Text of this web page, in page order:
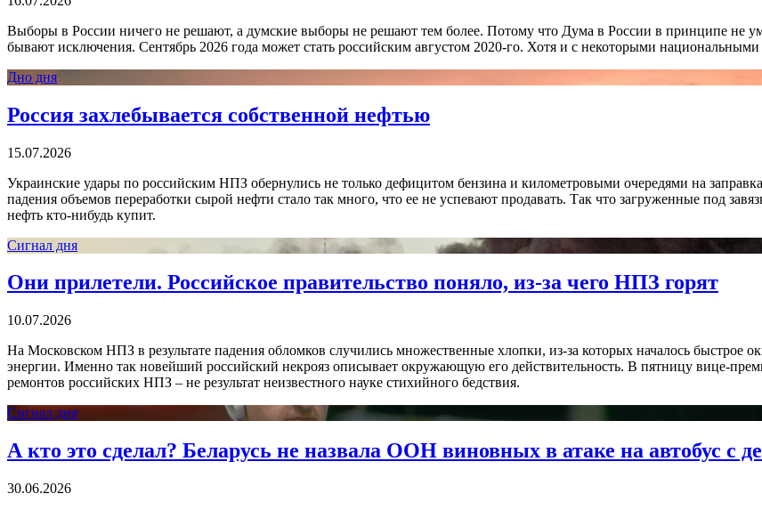
Выборы в России ничего не решают, а думские выборы не решают тем более. Потому что Дума в России в принципе не
бывают исключения. Сентябрь 2026 года может стать российским августом 2020-го. Хотя и с некоторыми национальными
Дно дня
Россия захлебывается собственной нефтью
15.07.2026
Украинские удары по российским НПЗ обернулись не только дефицитом бензина и километровыми очередями на
падения объемов переработки сырой нефти стало так много, что ее не успевают продавать. Так что загруженные под
нефть кто-нибудь купит.
Сигнал дня
Они прилетели. Российское правительство поняло, из-за чего НПЗ горят
10.07.2026
На Московском НПЗ в результате падения обломков случились множественные хлопки, из-за которых началось быстрое
энергии. Именно так новейший российский некрояз описывает окружающую его действительность. В пятницу вице-
ремонтов российских НПЗ – не результат неизвестного науке стихийного бедствия.
Сигнал дня
А кто это сделал? Беларусь не назвала ООН виновных в атаке на автобус с
30.06.2026